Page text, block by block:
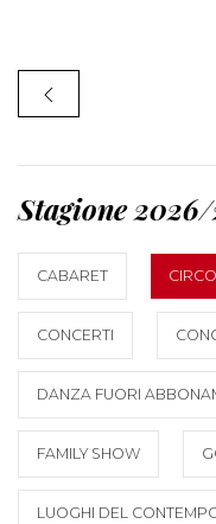
Stagione
CABARET
CONCERTI
DANZA FUORI
FAMILY SHOW
LUOGHI DEL